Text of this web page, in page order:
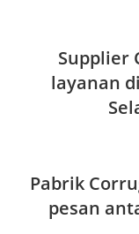
Supplier
layanan
Pabrik
pesan